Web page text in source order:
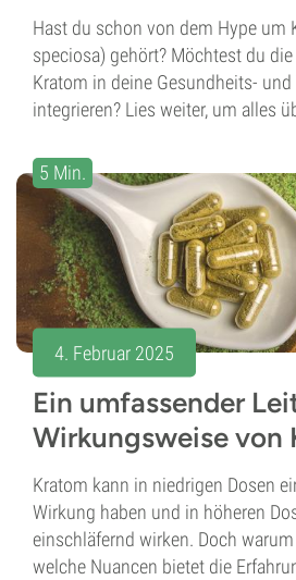
Hast du schon von dem Hype um
speciosa) gehört? Möchtest du
Kratom in deine Gesundheits-
integrieren? Lies weiter, um alles
5 Min.
4. Februar 2025
Ein umfassender
Wirkungsweise von
Kratom kann in niedrigen Dosen
Wirkung haben und in höheren
einschläfernd wirken. Doch
welche Nuancen bietet die